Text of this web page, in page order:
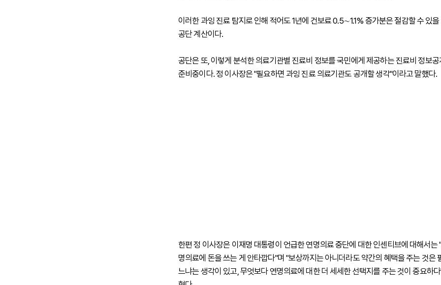
이러한 과잉 진료 탐지로 인해 적어도 1년에 건보료 0.5∼1.1% 증가분은 절감할 수 있을
공단 계산이다.
공단은 또, 이렇게 분석한 의료기관별 진료비 정보를 국민에게 제공하는 진료비 정보
준비중이다. 정 이사장은 "필요하면 과잉 진료 의료기관도 공개할 생각"이라고 말했다.
한편 정 이사장은 이재명 대통령이 언급한 연명의료 중단에 대한 인센티브에 대해서는
명의료에 돈을 쓰는 게 안타깝다"며 "보상까지는 아니더라도 약간의 혜택을 주는 것은
느냐는 생각이 있고, 무엇보다 연명의료에 대한 더 세세한 선택지를 주는 것이 중요하